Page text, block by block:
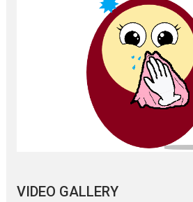
VIDEO GALLERY